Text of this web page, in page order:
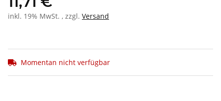
inkl. 19% MwSt. , zzgl. Versand
Momentan nicht verfügbar